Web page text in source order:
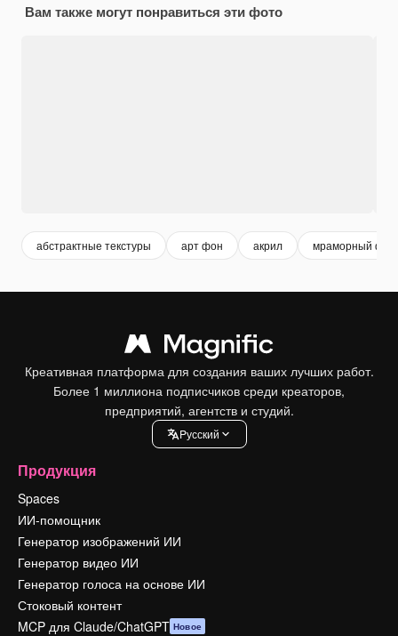
Вам также могут понравиться эти фото
абстрактные текстуры арт фон акрил мраморный фон
Креативная платформа для создания ваших лучших работ.
Более 1 миллиона подписчиков среди креаторов,
предприятий, агентств и студий.
Pусский
Продукция
Spaces
ИИ-помощник
Генератор изображений ИИ
Генератор видео ИИ
Генератор голоса на основе ИИ
Стоковый контент
MCP для Claude/ChatGPT Новое